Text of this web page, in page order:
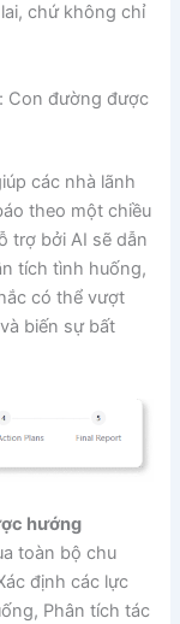
chứ không chỉ
Con đường được
các nhà lãnh
theo một chiều
trợ bởi AI sẽ dẫn
tích tình huống,
có thể vượt
biến sự bất
hướng
toàn bộ chu
định các lực
Phân tích tác